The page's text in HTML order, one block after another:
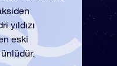
yıldızı
eski